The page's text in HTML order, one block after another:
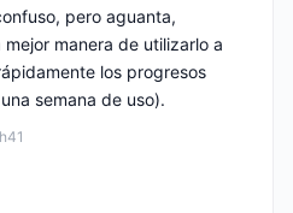
pero aguanta,
manera de utilizarlo a
los progresos
semana de uso).